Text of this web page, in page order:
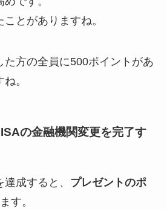
とがありますね。
た方の全員に500ポイントがあ
。
の金融機関変更を完了す
成すると、 プレゼントのポ
す。